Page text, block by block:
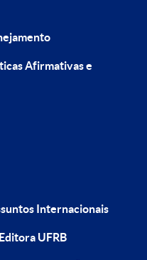
Afirmativas e
Internacionais
UFRB